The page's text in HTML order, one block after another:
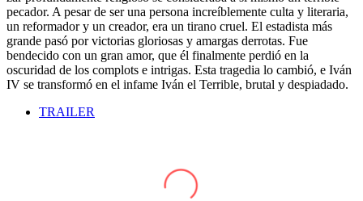
pecador. A pesar de ser una persona increíblemente culta y literaria,
un reformador y un creador, era un tirano cruel. El estadista más
grande pasó por victorias gloriosas y amargas derrotas. Fue
bendecido con un gran amor, que él finalmente perdió en la
oscuridad de los complots e intrigas. Esta tragedia lo cambió, e Iván
IV se transformó en el infame Iván el Terrible, brutal y despiadado.
TRAILER